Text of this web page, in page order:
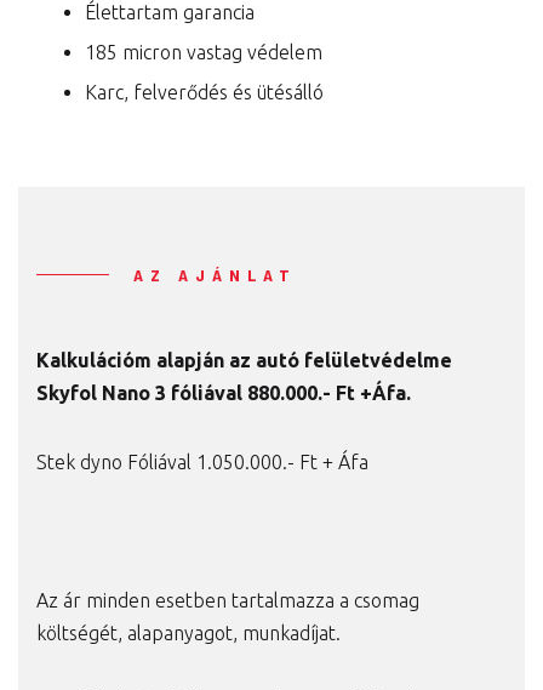
Élettartam garancia
185 micron vastag védelem
Karc, felverődés és ütésálló
AZ AJÁNLAT
Kalkulációm alapján az autó felületvédelme
Skyfol Nano 3 fóliával 880.000.- Ft +Áfa.
Stek dyno Fóliával 1.050.000.- Ft + Áfa
Az ár minden esetben tartalmazza a csomag
költségét, alapanyagot, munkadíjat.